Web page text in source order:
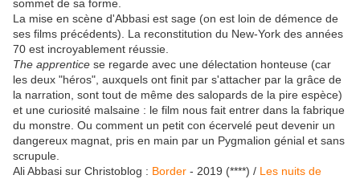
sommet de sa forme.
La mise en scène d'Abbasi est sage (on est loin de démence de
ses films précédents). La reconstitution du New-York des années
70 est incroyablement réussie.
The apprentice se regarde avec une délectation honteuse (car
les deux "héros", auxquels ont finit par s'attacher par la grâce de
la narration, sont tout de même des salopards de la pire espèce)
et une curiosité malsaine : le film nous fait entrer dans la fabrique
du monstre. Ou comment un petit con écervelé peut devenir un
dangereux magnat, pris en main par un Pygmalion génial et sans
scrupule.
Ali Abbasi sur Christoblog : Border - 2019 (****) / Les nuits de